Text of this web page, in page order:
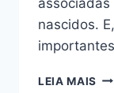
nascidos.
LEIA MAIS